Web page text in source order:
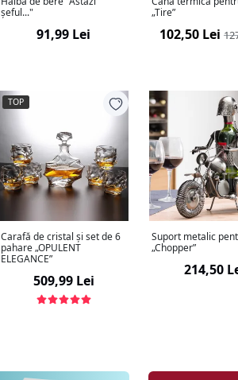
șeful..."
91,99 Lei
„Tire”
102,50 Lei
TOP
Carafă de cristal și set de 6
pahare „OPULENT
ELEGANCE”
509,99 Lei
Suport metalic
„Chopper”
214,50